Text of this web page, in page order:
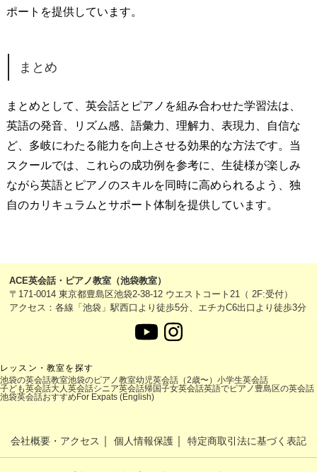
ポートを提供しています。
まとめ
まとめとして、英会話とピアノを組み合わせた学習法は、
英語の発音、リズム感、語彙力、理解力、表現力、自信な
ど、多岐にわたる能力を向上させる効果的な方法です。当
スクールでは、これらの成功例を参考に、生徒様が楽しみ
ながら英語とピアノのスキルを同時に高められるよう、独
自のカリキュラムとサポート体制を提供しています。
ACE英会話・ピアノ教室（池袋教室）
〒171-0014 東京都豊島区池袋2-38-12 ウエストコート21（ 2F:受付）
アクセス：各線「池袋」駅西口より徒歩5分、エチカC6出口より徒歩3分
レッスン・教室を探す
池袋の英会話教室池袋のピアノ教室幼児英会話（2歳〜） 小学生英会話
子ども英会話大人英会話シニア英会話帰国子女英会話英語でピアノ 豊島区の英会話
池袋英会話おすすめFor Expats (English)
会社概要・アクセス 個人情報保護 特定商取引法に基づく表記